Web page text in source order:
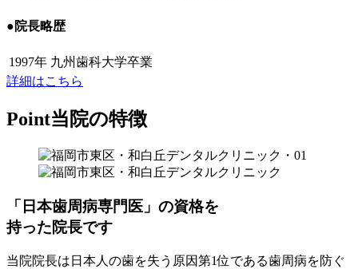
●院長略歴
1997年 九州歯科大学卒業
詳細はこちら
Point当院の特徴
「日本歯周病専門医」の資格を
持った院長です
当院院長は日本人の歯を失う原因第1位である歯周病を防ぐ